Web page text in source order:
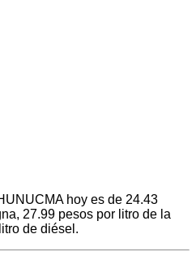
hoy es de 24.43
27.99 pesos por litro de la
de diésel.